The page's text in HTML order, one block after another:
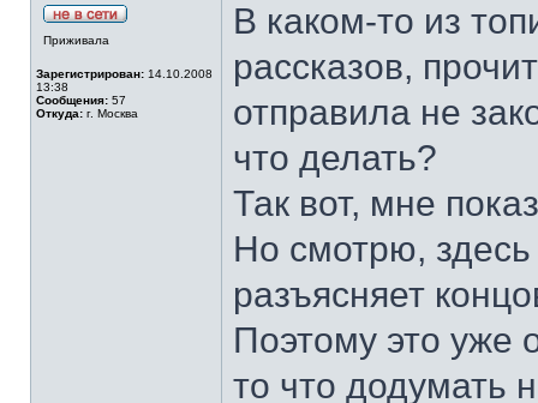
Приживала
Зарегистрирован: 14.10.2008
13:38
Сообщения: 57
Откуда: г. Москва
В каком-то из
рассказов,
отправила не
что делать?
Так вот, мне
Но смотрю, здесь
разъясняет
Поэтому это уже
то что додумать